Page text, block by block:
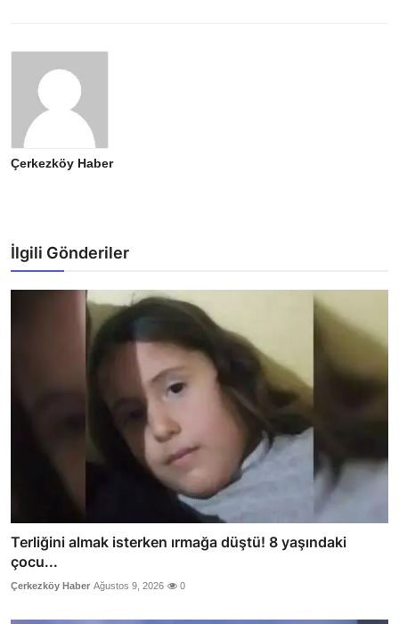
Çerkezköy Haber
İlgili Gönderiler
Terliğini almak isterken ırmağa düştü! 8 yaşındaki
çocu...
Çerkezköy Haber Ağustos 9, 2026 0